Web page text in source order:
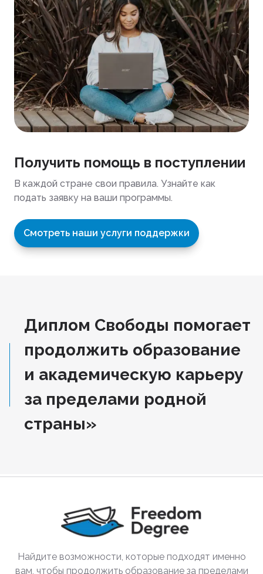
Получить помощь в поступлении
В каждой стране свои правила. Узнайте как
подать заявку на ваши программы.
Смотреть наши услуги поддержки
Диплом Свободы помогает
продолжить образование
и академическую карьеру
за пределами родной
страны»
Найдите возможности, которые подходят именно
вам, чтобы продолжить образование за пределами